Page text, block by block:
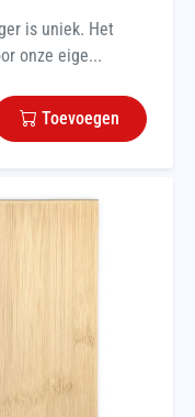
is uniek. Het
onze eige...
Toevoegen